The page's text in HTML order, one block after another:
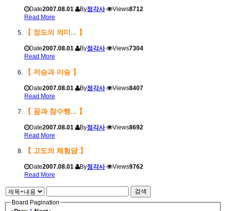
Date2007.08.01 By정각사 Views8712
Read More
【 정도의 의미... 】
Date2007.08.01 By정각사 Views7304
Read More
【 저승과 이승 】
Date2007.08.01 By정각사 Views8407
Read More
【 꿈과 참수행... 】
Date2007.08.01 By정각사 Views8692
Read More
【 고도의 체험담 】
Date2007.08.01 By정각사 Views9762
Read More
검색
Board Pagination